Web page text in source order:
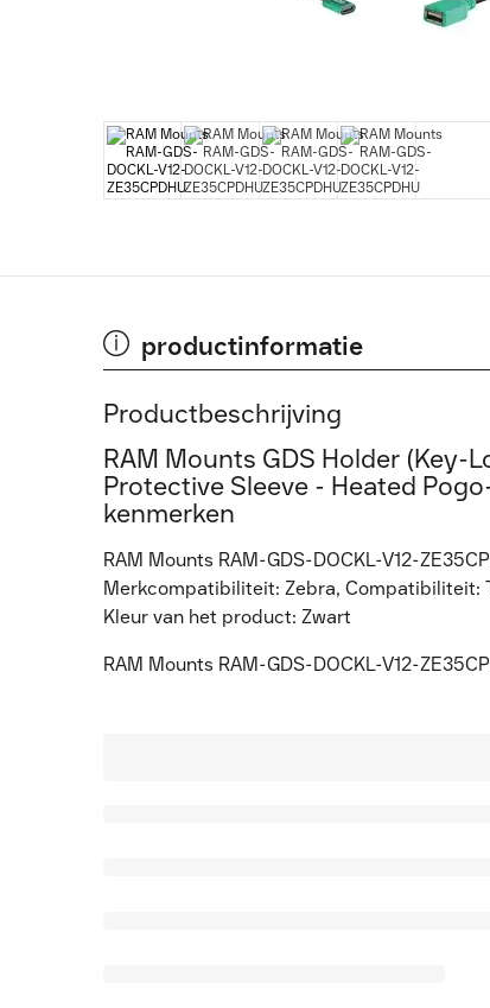
productinformatie
Productbeschrijving
RAM Mounts GDS Holder (Key-
Protective Sleeve - Heated
kenmerken
RAM Mounts RAM-GDS-DOCKL-V12-
Merkcompatibiliteit: Zebra, Compatibiliteit:
Kleur van het product: Zwart
RAM Mounts RAM-GDS-DOCKL-V12-